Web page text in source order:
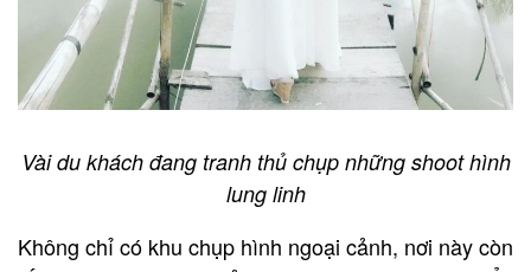
Vài du khách đang tranh thủ chụp những shoot hình
lung linh
Không chỉ có khu chụp hình ngoại cảnh, nơi này còn